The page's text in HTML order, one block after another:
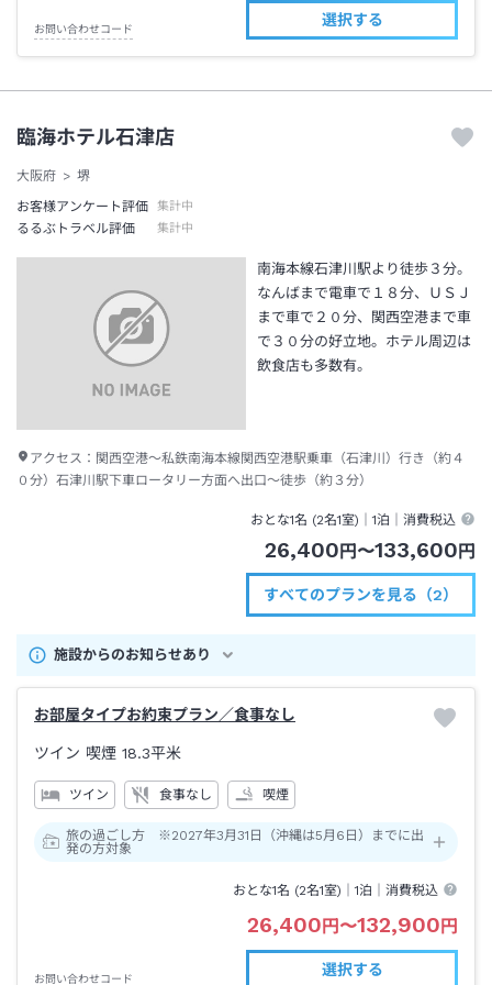
お問い合わせコード
選択する
臨海ホテル石津店
大阪府
堺
お客様アンケート評価
集計中
るるぶトラベル評価 集計中
南海本線石津川駅より徒歩３分。
なんばまで電車で１８分、ＵＳＪ
まで車で２０分、関西空港まで車
で３０分の好立地。ホテル周辺は
飲食店も多数有。
アクセス： 関西空港～私鉄南海本線関西空港駅乗車（石津川）行き（約４
０分）石津川駅下車ロータリー方面へ出口～徒歩（約３分）
おとな1名 (2名1室)｜1泊 ｜消費税込
26,400円〜133,600円
すべてのプランを見る（2）
施設からのお知らせあり
お部屋タイプお約束プラン／食事なし
ツイン 喫煙 18.3平米
ツイン 食事なし 喫煙
旅の過ごし方 ※2027年3月31日（沖縄は5月6日）までに出
発の方対象
おとな1名 (2名1室)｜1泊 ｜消費税込
26,400円〜132,900円
お問い合わせコード
選択する